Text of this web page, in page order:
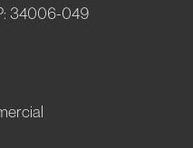
34006-049